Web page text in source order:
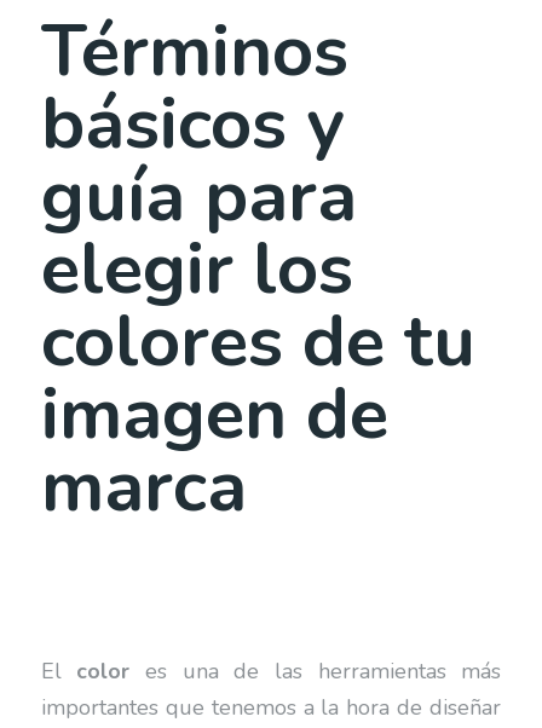
Términos
básicos y
guía para
elegir los
colores de tu
imagen de
marca
El color es una de las herramientas más
importantes que tenemos a la hora de diseñar